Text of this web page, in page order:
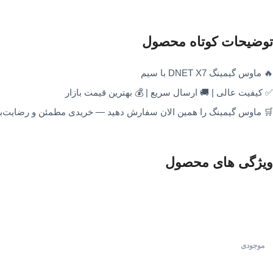
توضیحات کوتاه محصول
🔥 ماوس گیمینگ DNET X7 با سیم
✅ کیفیت عالی | 🚚 ارسال سریع | 💰 بهترین قیمت بازار
🛒 ماوس گیمینگ را همین الان سفارش دهید — خریدی مطمئن و
ویژگی های محصول